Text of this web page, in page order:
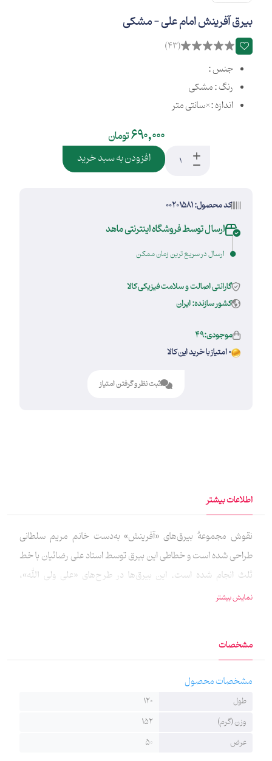
بیرق آفرینش امام علی - مشکی
(43)
جنس :
رنگ : مشکی
اندازه :×سانتی متر
690,000تومان
افزودن به سبد خرید
کد محصول: 00201581
ارسال توسط فروشگاه اینترنتی ماهد
ارسال در سریع ترین زمان ممکن
گارانتی اصالت و سلامت فیزیکی کالا
کشور سازنده: ایران
موجودی:49
0 امتیاز با خرید این کالا
ثبت نظر و گرفتن امتیاز
اطلاعات بیشتر
نقوش مجموعهٔ بیرق‌های «آفرینش» به‌دست خانم‌ مریم سلطانی
طراحی شده‌ است و خطاطی این بیرق توسط استاد علی رضائیان با خط
ثلث انجام شده است. این بیرق‌ها در طرح‌های «علی ولی الله»،
«فاطمةالزهرا(س)»، «یا رسول‌الله(ص)»، «يا حسين‌ شهید(ع)»، «يا
کج‌راه است که کاملاً قابلیت شست‌وشو دارد و با دوام است و در ابعاد
نمایش بیشتر
مشخصات
مشخصات محصول
طول
120
وزن (گرم)
152
عرض
50